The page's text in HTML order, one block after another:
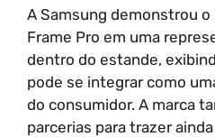
A Samsung demonstrou o
Frame Pro em uma
dentro do estande,
pode se integrar como
do consumidor. A marca
parcerias para trazer